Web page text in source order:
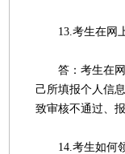
13.考生在网上
答：考生在网
己所填报个人信
致审核不通过、
14.考生如何领